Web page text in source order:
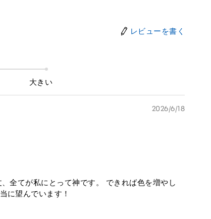
レビューを書く
大きい
2026/6/18
全てが私にとって神です。 できれば色を増やし
に望んでいます！